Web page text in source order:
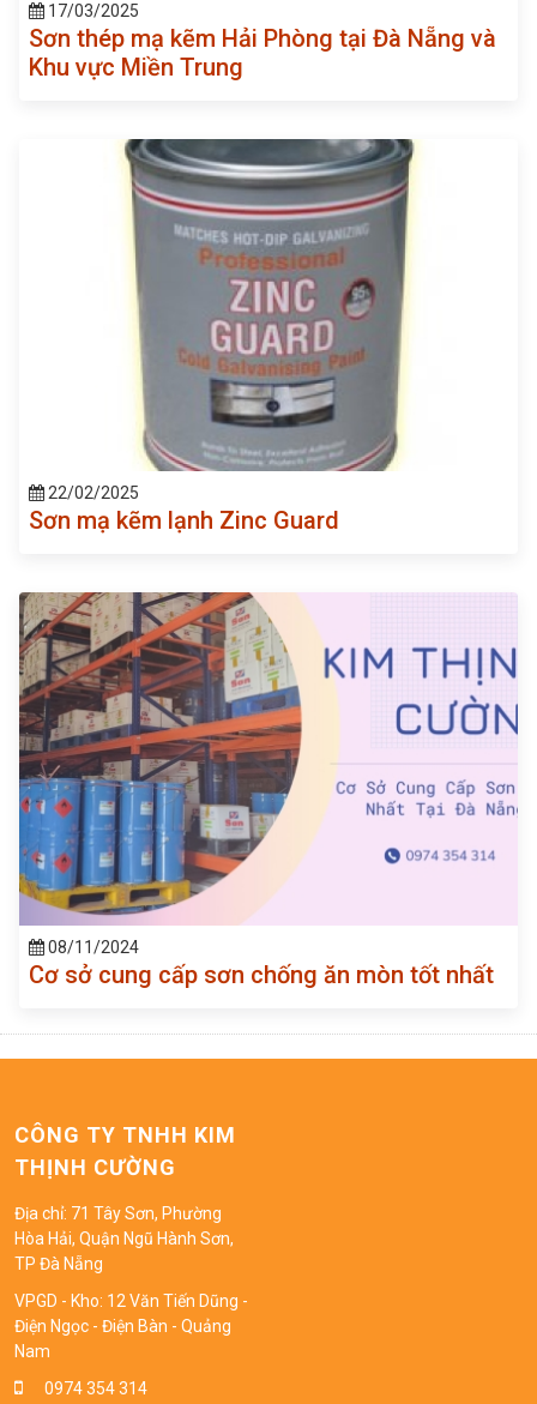
17/03/2025
Sơn thép mạ kẽm Hải Phòng tại Đà Nẵng và
Khu vực Miền Trung
22/02/2025
Sơn mạ kẽm lạnh Zinc Guard
08/11/2024
Cơ sở cung cấp sơn chống ăn mòn tốt nhất
CÔNG TY TNHH KIM
THỊNH CƯỜNG
Địa chỉ: 71 Tây Sơn, Phường
Hòa Hải, Quận Ngũ Hành Sơn,
TP Đà Nẵng
VPGD - Kho: 12 Văn Tiến Dũng -
Điện Ngọc - Điện Bàn - Quảng
Nam
0974 354 314